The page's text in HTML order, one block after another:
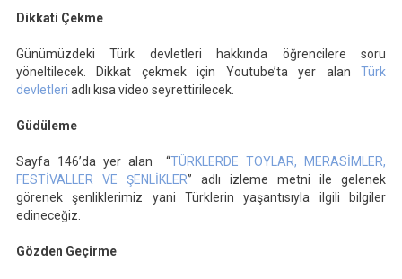
Dikkati Çekme
Günümüzdeki Türk devletleri hakkında öğrencilere soru
yöneltilecek. Dikkat çekmek için Youtube’ta yer alanTürk
devletleri adlı kısa video seyrettirilecek.
Güdüleme
Sayfa 146’da yer alan “TÜRKLERDE TOYLAR, MERASİMLER,
FESTİVALLER VE ŞENLİKLER” adlı izleme metni ile gelenek
görenek şenliklerimiz yani Türklerin yaşantısıyla ilgili bilgiler
edineceğiz.
Gözden Geçirme